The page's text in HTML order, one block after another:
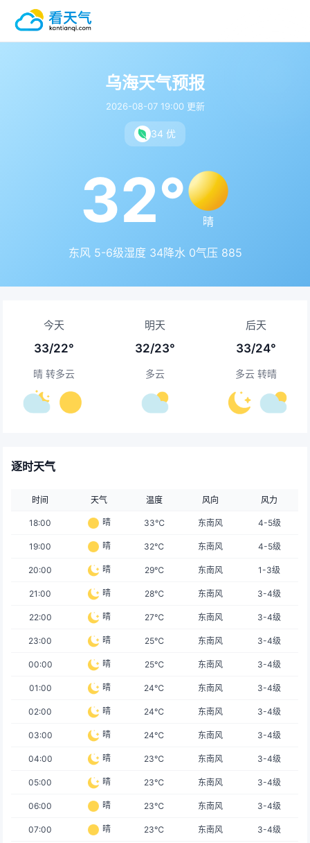
乌海天气预报
2026-08-07 19:00 更新
34 优
32° 晴
东风 5-6级湿度 34降水 0气压 885
今天
33/22°
晴 转多云
明天
32/23°
多云
后天
33/24°
多云 转晴
逐时天气
时间 天气 温度 风向 风力
18:00 晴 33℃ 东南风 4-5级
19:00 晴 32℃ 东南风 4-5级
20:00 晴 29℃ 东南风 1-3级
21:00 晴 28℃ 东南风 3-4级
22:00 晴 27℃ 东南风 3-4级
23:00 晴 25℃ 东南风 3-4级
00:00 晴 25℃ 东南风 3-4级
01:00 晴 24℃ 东南风 3-4级
02:00 晴 24℃ 东南风 3-4级
03:00 晴 24℃ 东南风 3-4级
04:00 晴 23℃ 东南风 3-4级
05:00 晴 23℃ 东南风 3-4级
06:00 晴 23℃ 东南风 3-4级
07:00 晴 23℃ 东南风 3-4级